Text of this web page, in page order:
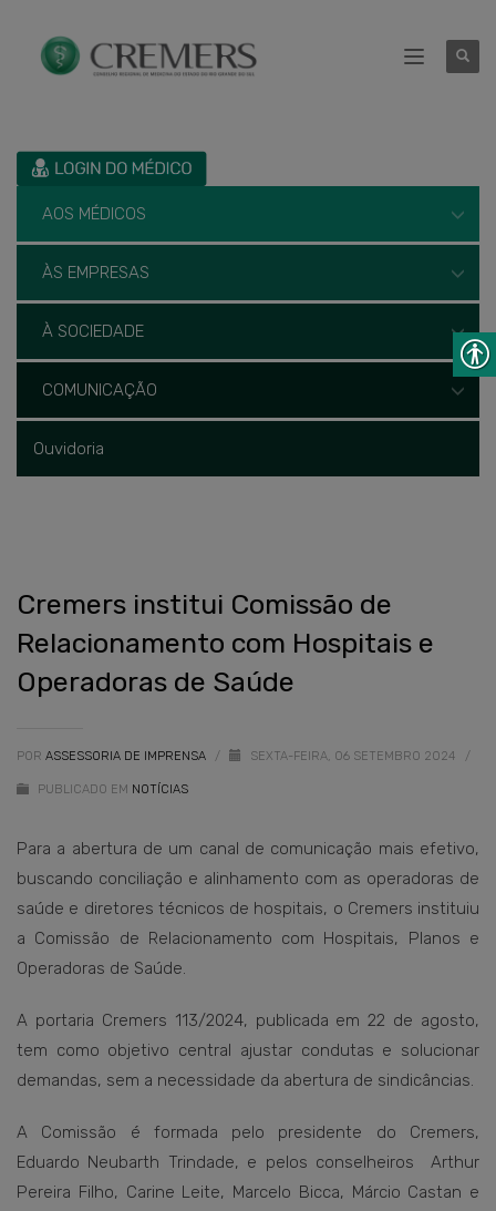
AOS MÉDICOS
ÀS EMPRESAS
À SOCIEDADE
COMUNICAÇÃO
Ouvidoria
Cremers institui Comissão de
Relacionamento com Hospitais e
Operadoras de Saúde
POR ASSESSORIA DE IMPRENSA / SEXTA-FEIRA, 06 SETEMBRO 2024 /
PUBLICADO EM NOTÍCIAS
Para a abertura de um canal de comunicação mais efetivo,
buscando conciliação e alinhamento com as operadoras de
saúde e diretores técnicos de hospitais, o Cremers instituiu
a Comissão de Relacionamento com Hospitais, Planos e
Operadoras de Saúde.
A portaria Cremers 113/2024, publicada em 22 de agosto,
tem como objetivo central ajustar condutas e solucionar
demandas, sem a necessidade da abertura de sindicâncias.
A Comissão é formada pelo presidente do Cremers,
Eduardo Neubarth Trindade, e pelos conselheiros Arthur
Pereira Filho, Carine Leite, Marcelo Bicca, Márcio Castan e